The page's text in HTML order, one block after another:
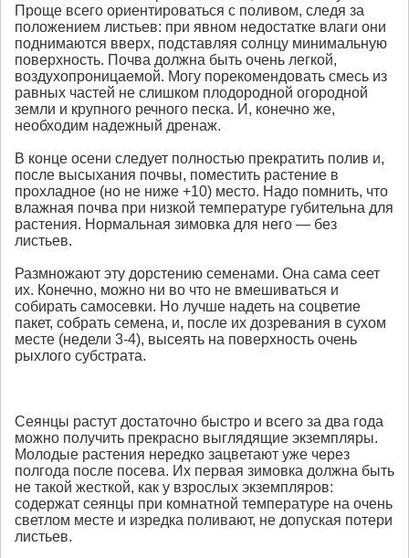
Проще всего ориентироваться с поливом, следя за
положением листьев: при явном недостатке влаги они
поднимаются вверх, подставляя солнцу минимальную
поверхность. Почва должна быть очень легкой,
воздухопроницаемой. Могу порекомендовать смесь из
равных частей не слишком плодородной огородной
земли и крупного речного песка. И, конечно же,
необходим надежный дренаж.
В конце осени следует полностью прекратить полив и,
после высыхания почвы, поместить растение в
прохладное (но не ниже +10) место. Надо помнить, что
влажная почва при низкой температуре губительна для
растения. Нормальная зимовка для него — без
листьев.
Размножают эту дорстению семенами. Она сама сеет
их. Конечно, можно ни во что не вмешиваться и
собирать самосевки. Но лучше надеть на соцветие
пакет, собрать семена, и, после их дозревания в сухом
месте (недели 3-4), высеять на поверхность очень
рыхлого субстрата.
Сеянцы растут достаточно быстро и всего за два года
можно получить прекрасно выглядящие экземпляры.
Молодые растения нередко зацветают уже через
полгода после посева. Их первая зимовка должна быть
не такой жесткой, как у взрослых экземпляров:
содержат сеянцы при комнатной температуре на очень
светлом месте и изредка поливают, не допуская потери
листьев.